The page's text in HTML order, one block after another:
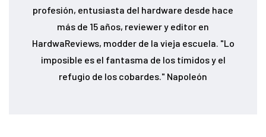
profesión, entusiasta del hardware desde hace
más de 15 años, reviewer y editor en
HardwaReviews, modder de la vieja escuela. "Lo
imposible es el fantasma de los tímidos y el
refugio de los cobardes." Napoleón